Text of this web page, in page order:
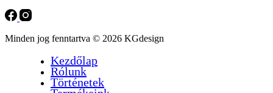
Minden jog fenntartva © 2026 KGdesign
Kezdőlap
Rólunk
Történetek